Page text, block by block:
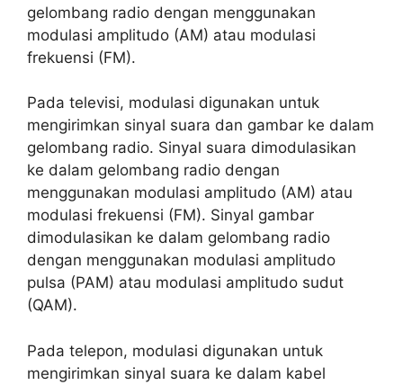
gelombang radio dengan menggunakan
modulasi amplitudo (AM) atau modulasi
frekuensi (FM).
Pada televisi, modulasi digunakan untuk
mengirimkan sinyal suara dan gambar ke dalam
gelombang radio. Sinyal suara dimodulasikan
ke dalam gelombang radio dengan
menggunakan modulasi amplitudo (AM) atau
modulasi frekuensi (FM). Sinyal gambar
dimodulasikan ke dalam gelombang radio
dengan menggunakan modulasi amplitudo
pulsa (PAM) atau modulasi amplitudo sudut
(QAM).
Pada telepon, modulasi digunakan untuk
mengirimkan sinyal suara ke dalam kabel